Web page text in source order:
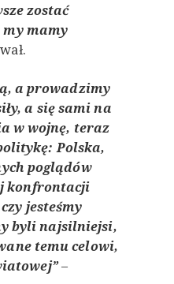
zostać
my mamy
a prowadzimy
a się sami na
w wojnę, teraz
Polska,
poglądów
konfrontacji
jesteśmy
byli najsilniejsi,
temu celowi,
–